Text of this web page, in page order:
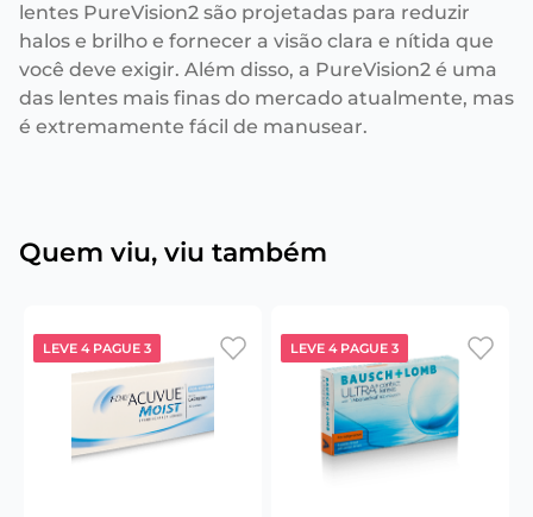
lentes PureVision2 são projetadas para reduzir
halos e brilho e fornecer a visão clara e nítida que
você deve exigir. Além disso, a PureVision2 é uma
das lentes mais finas do mercado atualmente, mas
é extremamente fácil de manusear.
Quem viu, viu também
LEVE 4 PAGUE 3 LEVE 4 PAGUE 3